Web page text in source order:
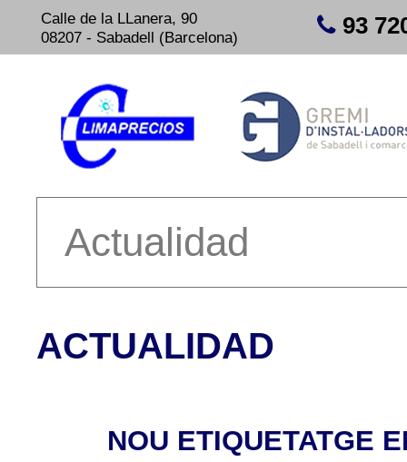
Calle de la LLanera, 90
08207 - Sabadell (Barcelona)
93
Actualidad
ACTUALIDAD
NOU ETIQUETATGE